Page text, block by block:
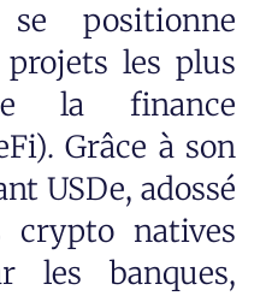
positionne
projets les plus
la finance
Grâce à son
USDe, adossé
crypto natives
les banques,